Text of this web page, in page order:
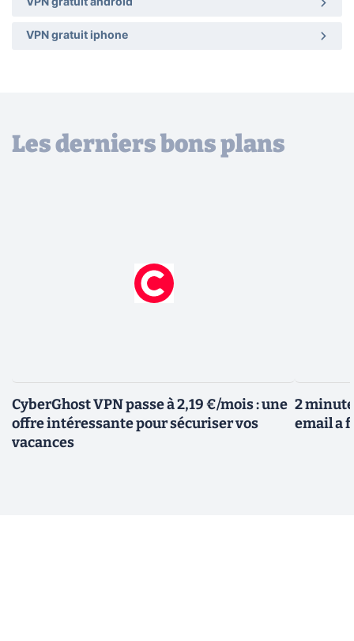
VPN gratuit android
VPN gratuit iphone
Les derniers bons plans
CyberGhost VPN passe à 2,19 €/mois : une
offre intéressante pour sécuriser vos
vacances
2
email a